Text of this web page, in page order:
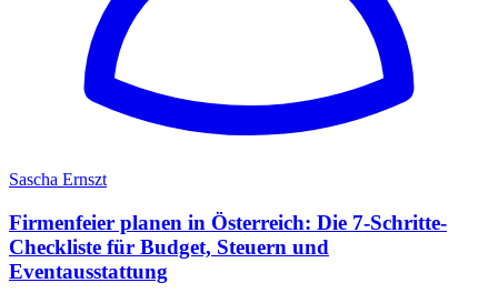
Sascha Ernszt
Firmenfeier planen in Österreich: Die 7-Schritte-
Checkliste für Budget, Steuern und
Eventausstattung